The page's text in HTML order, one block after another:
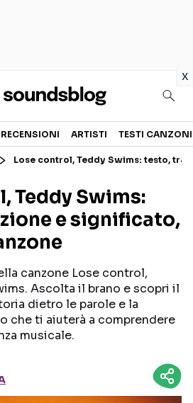
x
TESTI CANZONI
TOUR ED EVENTI
TALENT SHOW
RECENSIONI ARTISTI TESTI CANZONI
Lose control, Teddy Swims: testo,
Teddy Swims:
e significato,
canzone Lose control,
Ascolta il brano e scopri il
dietro le parole e la
che ti aiuterà a comprendere
musicale.